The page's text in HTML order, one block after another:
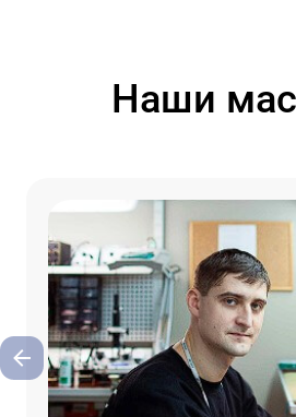
Наши